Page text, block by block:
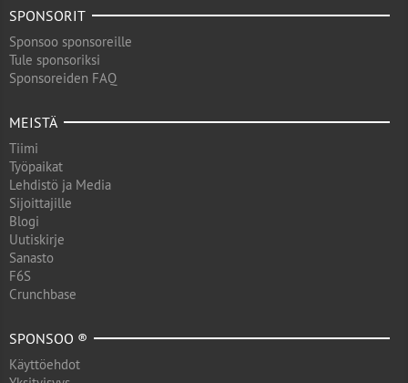
SPONSORIT
Sponsoo sponsoreille
Tule sponsoriksi
Sponsoreiden FAQ
MEISTÄ
Tiimi
Työpaikat
Lehdistö ja Media
Sijoittajille
Blogi
Uutiskirje
Sanasto
F6S
Crunchbase
SPONSOO ®
Käyttöehdot